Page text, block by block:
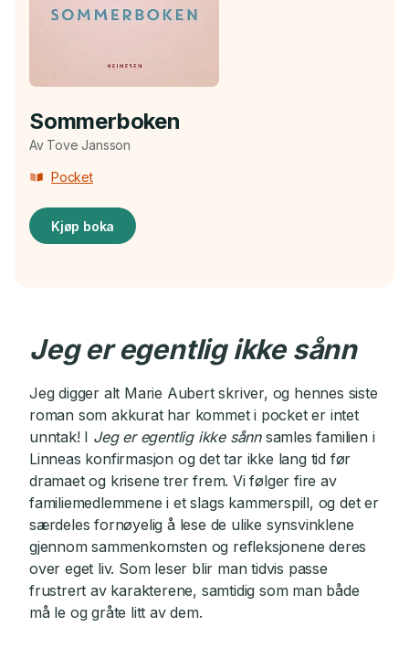
Sommerboken
Av Tove Jansson
Pocket
Kjøp boka
Jeg er egentlig ikke sånn
Jeg digger alt Marie Aubert skriver, og hennes siste
roman som akkurat har kommet i pocket er intet
unntak! I Jeg er egentlig ikke sånn samles familien i
Linneas konfirmasjon og det tar ikke lang tid før
dramaet og krisene trer frem. Vi følger fire av
familiemedlemmene i et slags kammerspill, og det er
særdeles fornøyelig å lese de ulike synsvinklene
gjennom sammenkomsten og refleksjonene deres
over eget liv. Som leser blir man tidvis passe
frustrert av karakterene, samtidig som man både
må le og gråte litt av dem.